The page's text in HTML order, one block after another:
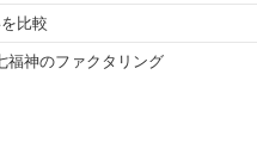
比較
福神のファクタリング